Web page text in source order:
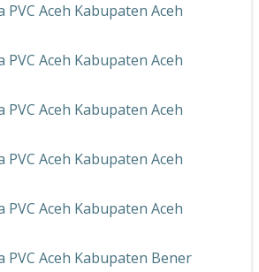
Aceh Kabupaten Aceh
Aceh Kabupaten Aceh
Aceh Kabupaten Aceh
Aceh Kabupaten Aceh
Aceh Kabupaten Aceh
Aceh Kabupaten Bener